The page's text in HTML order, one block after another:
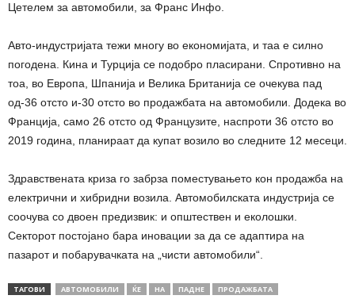
Цетелем за автомобили, за Франс Инфо.
Авто-индустријата тежи многу во економијата, и таа е силно
погодена. Кина и Турција се подобро пласирани. Спротивно на
тоа, во Европа, Шпанија и Велика Британија се очекува пад
од-36 отсто и-30 отсто во продажбата на автомобили. Додека во
Франција, само 26 отсто од Французите, наспроти 36 отсто во
2019 година, планираат да купат возило во следните 12 месеци.
Здравствената криза го забрза поместувањето кон продажба на
електрични и хибридни возила. Автомобилската индустрија се
соочува со двоен предизвик: и општествен и еколошки.
Секторот постојано бара иновации за да се адаптира на
пазарот и побарувачката на „чисти автомобили“.
ТАГОВИ АВТОМОБИЛИ ЌЕ НА ПАДНЕ ПРОДАЖБАТА